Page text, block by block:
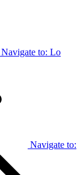
Navigate to: Lo
Navigate to: